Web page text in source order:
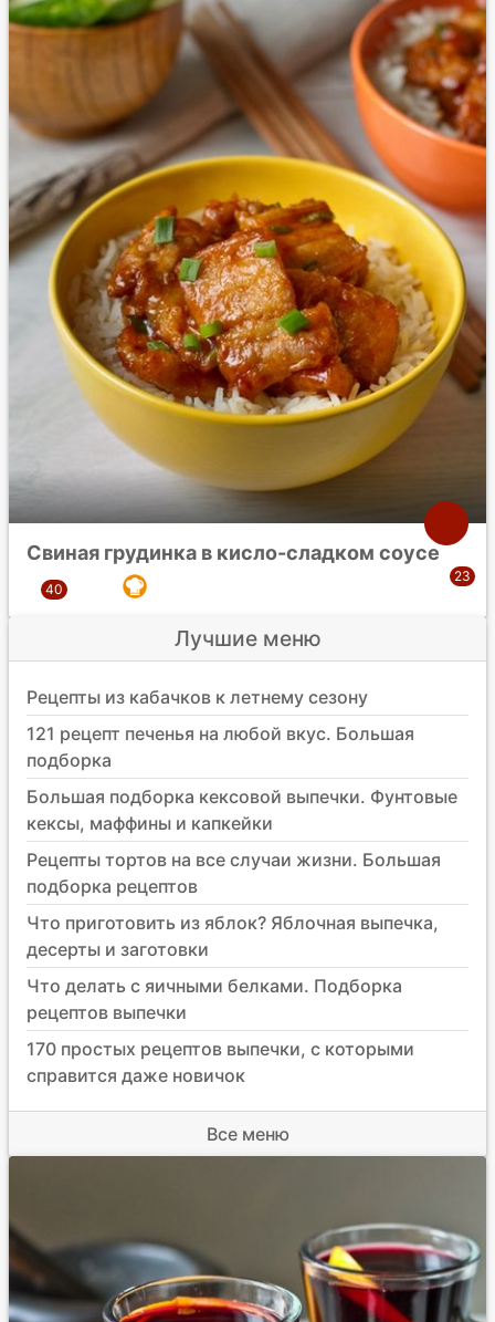
Свиная грудинка в кисло-сладком соусе
Лучшие меню
Рецепты из кабачков к летнему сезону
121 рецепт печенья на любой вкус. Большая
подборка
Большая подборка кексовой выпечки. Фунтовые
кексы, маффины и капкейки
Рецепты тортов на все случаи жизни. Большая
подборка рецептов
Что приготовить из яблок? Яблочная выпечка,
десерты и заготовки
Что делать с яичными белками. Подборка
рецептов выпечки
170 простых рецептов выпечки, с которыми
справится даже новичок
Все меню